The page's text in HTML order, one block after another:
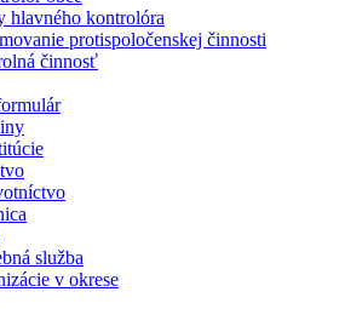
hlavného kontrolóra
protispoločenskej činnosti
činnosť
služba
v okrese